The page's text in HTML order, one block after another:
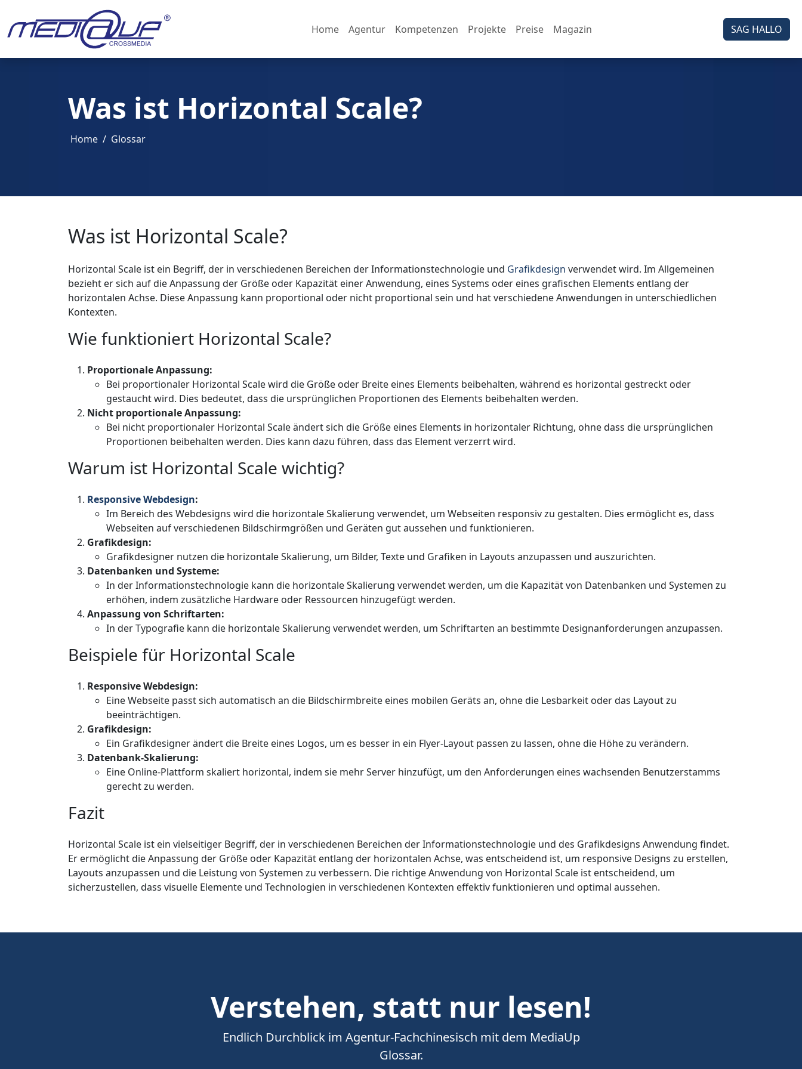
Home Agentur Kompetenzen Projekte Preise Magazin SAG HALLO
Was ist Horizontal Scale?
Home Glossar
Was ist Horizontal Scale?
Horizontal Scale ist ein Begriff, der in verschiedenen Bereichen der Informationstechnologie und Grafikdesign verwendet wird. Im Allgemeinen
bezieht er sich auf die Anpassung der Größe oder Kapazität einer Anwendung, eines Systems oder eines grafischen Elements entlang der
horizontalen Achse. Diese Anpassung kann proportional oder nicht proportional sein und hat verschiedene Anwendungen in unterschiedlichen
Kontexten.
Wie funktioniert Horizontal Scale?
Proportionale Anpassung:
Bei proportionaler Horizontal Scale wird die Größe oder Breite eines Elements beibehalten, während es horizontal gestreckt oder
gestaucht wird. Dies bedeutet, dass die ursprünglichen Proportionen des Elements beibehalten werden.
Nicht proportionale Anpassung:
Bei nicht proportionaler Horizontal Scale ändert sich die Größe eines Elements in horizontaler Richtung, ohne dass die ursprünglichen
Proportionen beibehalten werden. Dies kann dazu führen, dass das Element verzerrt wird.
Warum ist Horizontal Scale wichtig?
Responsive Webdesign:
Im Bereich des Webdesigns wird die horizontale Skalierung verwendet, um Webseiten responsiv zu gestalten. Dies ermöglicht es, dass
Webseiten auf verschiedenen Bildschirmgrößen und Geräten gut aussehen und funktionieren.
Grafikdesign:
Grafikdesigner nutzen die horizontale Skalierung, um Bilder, Texte und Grafiken in Layouts anzupassen und auszurichten.
Datenbanken und Systeme:
In der Informationstechnologie kann die horizontale Skalierung verwendet werden, um die Kapazität von Datenbanken und Systemen zu
erhöhen, indem zusätzliche Hardware oder Ressourcen hinzugefügt werden.
Anpassung von Schriftarten:
In der Typografie kann die horizontale Skalierung verwendet werden, um Schriftarten an bestimmte Designanforderungen anzupassen.
Beispiele für Horizontal Scale
Responsive Webdesign:
Eine Webseite passt sich automatisch an die Bildschirmbreite eines mobilen Geräts an, ohne die Lesbarkeit oder das Layout zu
beeinträchtigen.
Grafikdesign:
Ein Grafikdesigner ändert die Breite eines Logos, um es besser in ein Flyer-Layout passen zu lassen, ohne die Höhe zu verändern.
Datenbank-Skalierung:
Eine Online-Plattform skaliert horizontal, indem sie mehr Server hinzufügt, um den Anforderungen eines wachsenden Benutzerstamms
gerecht zu werden.
Fazit
Horizontal Scale ist ein vielseitiger Begriff, der in verschiedenen Bereichen der Informationstechnologie und des Grafikdesigns Anwendung findet.
Er ermöglicht die Anpassung der Größe oder Kapazität entlang der horizontalen Achse, was entscheidend ist, um responsive Designs zu erstellen,
Layouts anzupassen und die Leistung von Systemen zu verbessern. Die richtige Anwendung von Horizontal Scale ist entscheidend, um
sicherzustellen, dass visuelle Elemente und Technologien in verschiedenen Kontexten effektiv funktionieren und optimal aussehen.
Verstehen, statt nur lesen!
Endlich Durchblick im Agentur-Fachchinesisch mit dem MediaUp
Glossar.